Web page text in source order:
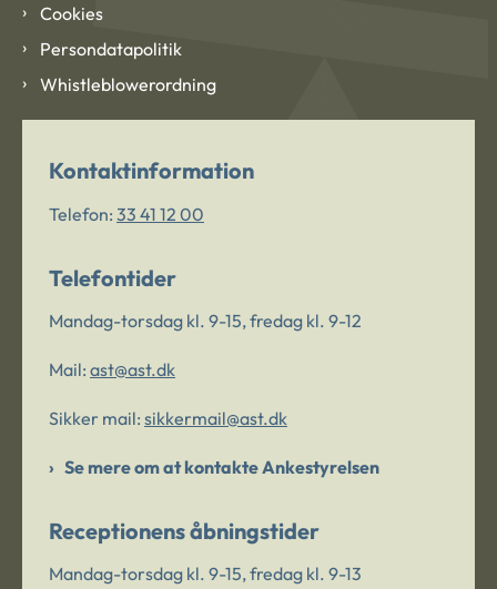
Cookies
Persondatapolitik
Whistleblowerordning
Kontaktinformation
Telefon: 33 41 12 00
Telefontider
Mandag-torsdag kl. 9-15, fredag kl. 9-12
Mail: ast@ast.dk
Sikker mail: sikkermail@ast.dk
Se mere om at kontakte Ankestyrelsen
Receptionens åbningstider
Mandag-torsdag kl. 9-15, fredag kl. 9-13